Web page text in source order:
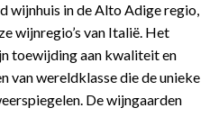
wijnhuis in de Alto Adige regio,
wijnregio’s van Italië. Het
toewijding aan kwaliteit en
van wereldklasse die de unieke
De wijngaarden